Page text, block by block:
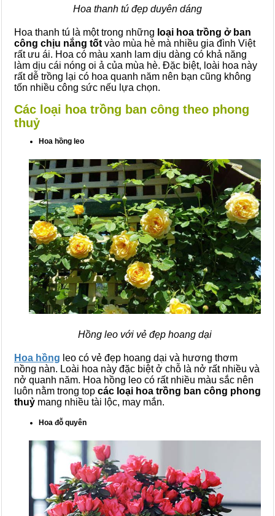
Hoa thanh tú đẹp duyên dáng
Hoa thanh tú là một trong những loại hoa trồng ở ban
công chịu nắng tốt vào mùa hè mà nhiều gia đình Việt
rất ưu ái. Hoa có màu xanh lam dịu dàng có khả năng
làm dịu cái nóng oi ả của mùa hè. Đặc biệt, loài hoa này
rất dễ trồng lại có hoa quanh năm nên bạn cũng không
tốn nhiều công sức nếu lựa chọn.
Các loại hoa trồng ban công theo phong
thuỷ
Hoa hồng leo
Hồng leo với vẻ đẹp hoang dại
Hoa hồng leo có vẻ đẹp hoang dại và hương thơm
nồng nàn. Loài hoa này đặc biệt ở chỗ là nở rất nhiều và
nở quanh năm. Hoa hồng leo có rất nhiều màu sắc nên
luôn nằm trong top các loại hoa trồng ban công phong
thuỷ mang nhiều tài lộc, may mắn.
Hoa đỗ quyên